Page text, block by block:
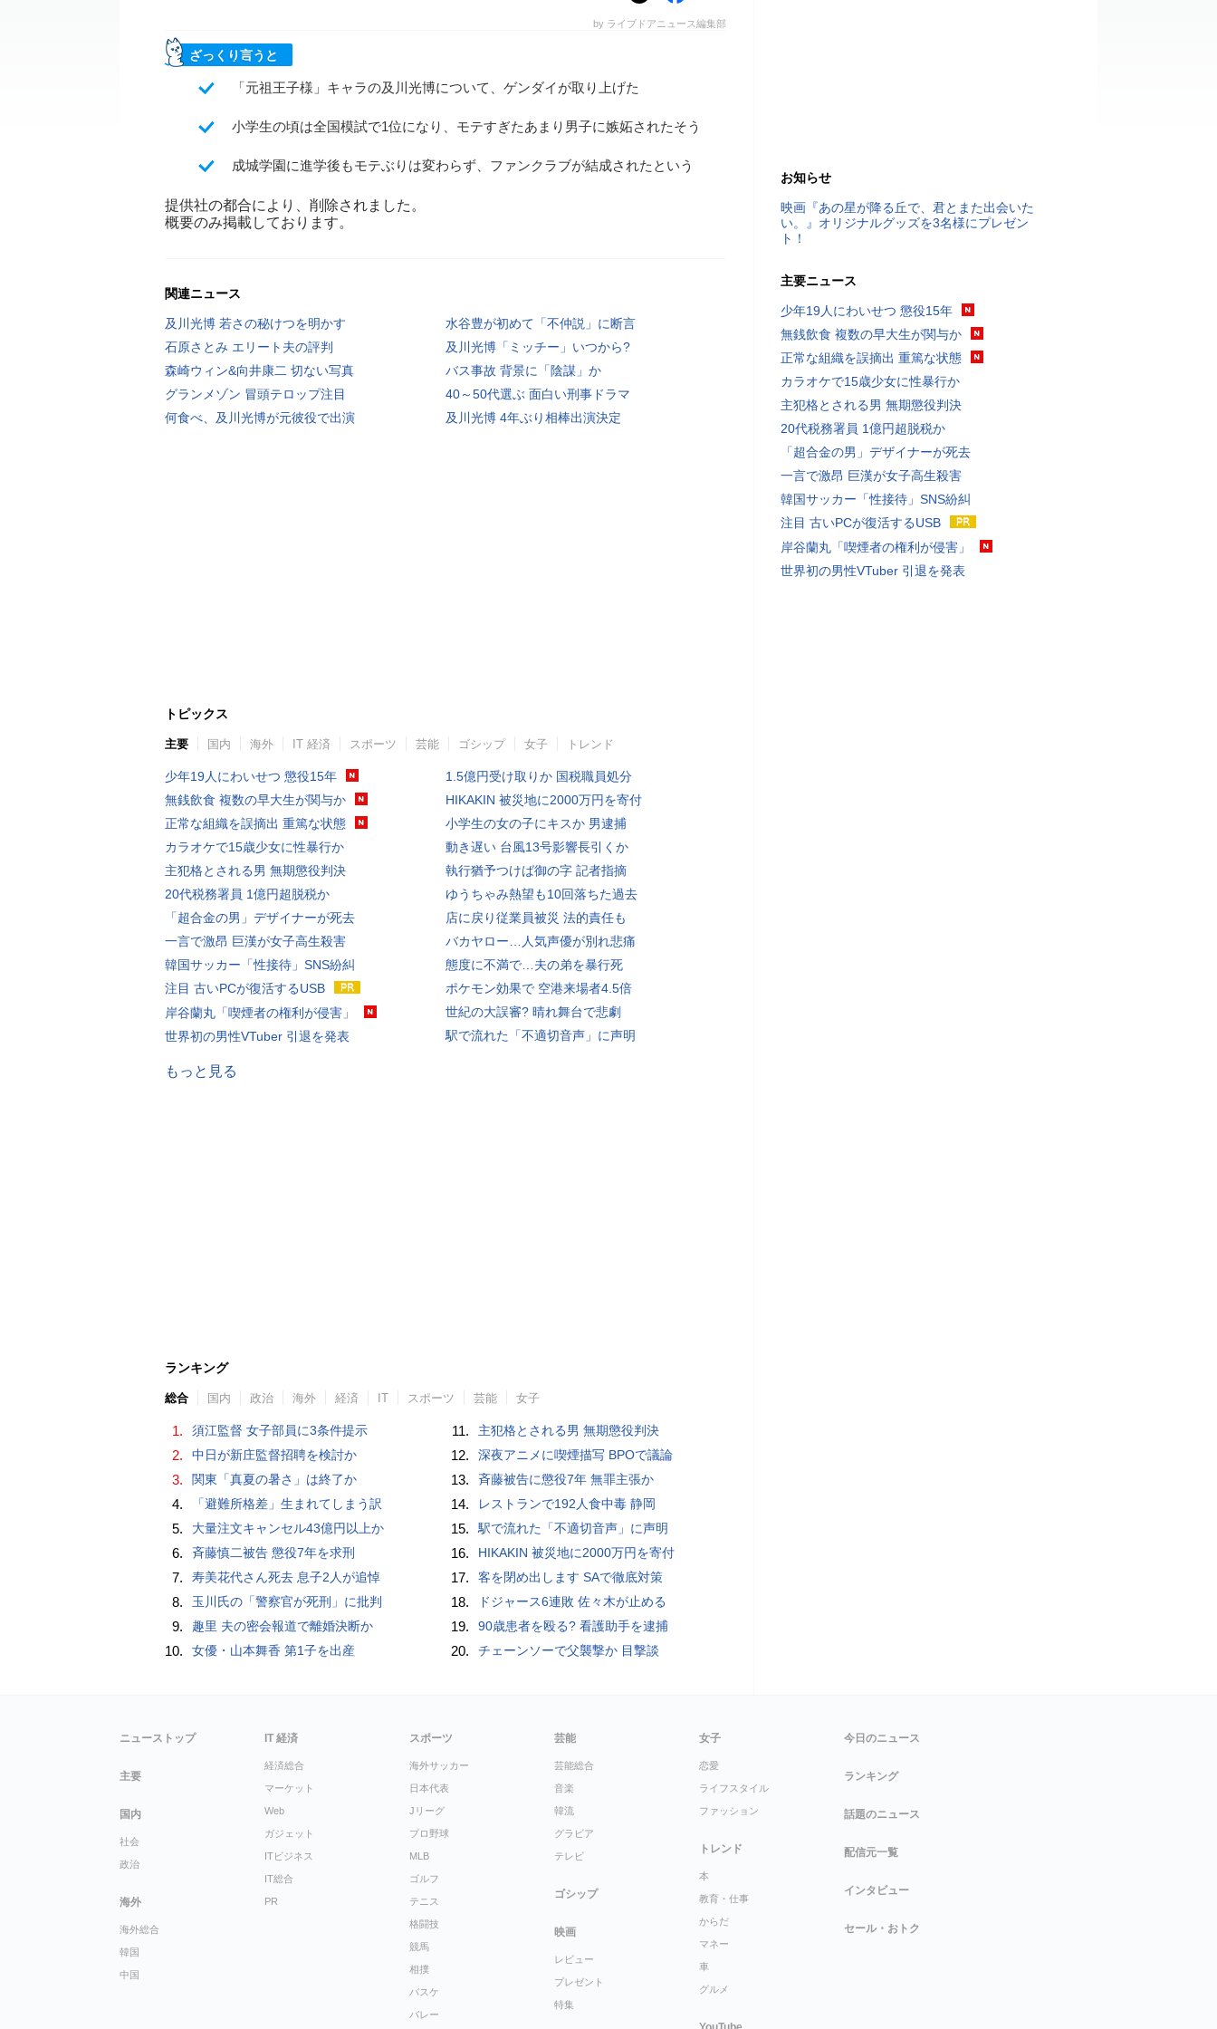
by ライブドアニュース編集部
ざっくり言うと
「元祖王子様」キャラの及川光博について、ゲンダイが取り上げた
小学生の頃は全国模試で1位になり、モテすぎたあまり男子に嫉妬されたそう
成城学園に進学後もモテぶりは変わらず、ファンクラブが結成されたという
提供社の都合により、削除されました。
概要のみ掲載しております。
関連ニュース
及川光博 若さの秘けつを明かす
水谷豊が初めて「不仲説」に断言
石原さとみ エリート夫の評判
及川光博「ミッチー」いつから?
森崎ウィン&向井康二 切ない写真
バス事故 背景に「陰謀」か
グランメゾン 冒頭テロップ注目
40～50代選ぶ 面白い刑事ドラマ
何食べ、及川光博が元彼役で出演
及川光博 4年ぶり相棒出演決定
トピックス
主要 国内 海外 IT 経済 スポーツ 芸能 ゴシップ 女子 トレンド
少年19人にわいせつ 懲役15年
無銭飲食 複数の早大生が関与か
正常な組織を誤摘出 重篤な状態
カラオケで15歳少女に性暴行か
主犯格とされる男 無期懲役判決
20代税務署員 1億円超脱税か
「超合金の男」デザイナーが死去
一言で激昂 巨漢が女子高生殺害
韓国サッカー「性接待」SNS紛糾
注目 古いPCが復活するUSB
岸谷蘭丸「喫煙者の権利が侵害」
世界初の男性VTuber 引退を発表
1.5億円受け取りか 国税職員処分
HIKAKIN 被災地に2000万円を寄付
小学生の女の子にキスか 男逮捕
動き遅い 台風13号影響長引くか
執行猶予つけば御の字 記者指摘
ゆうちゃみ熱望も10回落ちた過去
店に戻り従業員被災 法的責任も
バカヤロー…人気声優が別れ悲痛
態度に不満で…夫の弟を暴行死
ポケモン効果で 空港来場者4.5倍
世紀の大誤審? 晴れ舞台で悲劇
駅で流れた「不適切音声」に声明
もっと見る
ランキング
総合 国内 政治 海外 経済 IT スポーツ 芸能 女子
1. 須江監督 女子部員に3条件提示
2. 中日が新庄監督招聘を検討か
3. 関東「真夏の暑さ」は終了か
4. 「避難所格差」生まれてしまう訳
5. 大量注文キャンセル43億円以上か
6. 斉藤慎二被告 懲役7年を求刑
7. 寿美花代さん死去 息子2人が追悼
8. 玉川氏の「警察官が死刑」に批判
9. 趣里 夫の密会報道で離婚決断か
10. 女優・山本舞香 第1子を出産
11. 主犯格とされる男 無期懲役判決
12. 深夜アニメに喫煙描写 BPOで議論
13. 斉藤被告に懲役7年 無罪主張か
14. レストランで192人食中毒 静岡
15. 駅で流れた「不適切音声」に声明
16. HIKAKIN 被災地に2000万円を寄付
17. 客を閉め出します SAで徹底対策
18. ドジャース6連敗 佐々木が止める
19. 90歳患者を殴る? 看護助手を逮捕
20. チェーンソーで父襲撃か 目撃談
お知らせ
映画『あの星が降る丘で、君とまた出会いた
い。』オリジナルグッズを3名様にプレゼン
ト！
主要ニュース
少年19人にわいせつ 懲役15年
無銭飲食 複数の早大生が関与か
正常な組織を誤摘出 重篤な状態
カラオケで15歳少女に性暴行か
主犯格とされる男 無期懲役判決
20代税務署員 1億円超脱税か
「超合金の男」デザイナーが死去
一言で激昂 巨漢が女子高生殺害
韓国サッカー「性接待」SNS紛糾
注目 古いPCが復活するUSB
岸谷蘭丸「喫煙者の権利が侵害」
世界初の男性VTuber 引退を発表
ニューストップ
主要
国内
社会
政治
海外
海外総合
韓国
中国
IT 経済
経済総合
マーケット
Web
ガジェット
ITビジネス
IT総合
PR
スポーツ
海外サッカー
日本代表
Jリーグ
プロ野球
MLB
ゴルフ
テニス
格闘技
競馬
相撲
バスケ
バレー
芸能
芸能総合
音楽
韓流
グラビア
テレビ
ゴシップ
映画
レビュー
プレゼント
特集
女子
恋愛
ライフスタイル
ファッション
トレンド
本
教育・仕事
からだ
マネー
車
グルメ
今日のニュース
ランキング
話題のニュース
配信元一覧
インタビュー
セール・おトク